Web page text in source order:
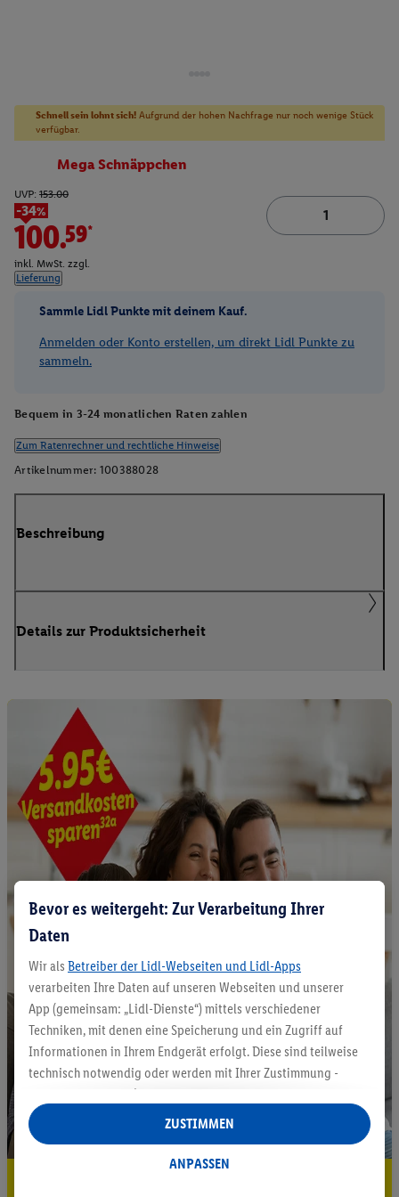
Schnell sein lohnt sich! Aufgrund der hohen Nachfrage nur noch wenige Stück
verfügbar.
Mega Schnäppchen
UVP: 153.00
-34%
100.59*
inkl. MwSt. zzgl.
Lieferung
Sammle Lidl Punkte mit deinem Kauf.
Anmelden oder Konto erstellen, um direkt Lidl Punkte zu
sammeln.
Bequem in 3-24 monatlichen Raten zahlen
Zum Ratenrechner und rechtliche Hinweise
Artikelnummer: 100388028
Beschreibung
Details zur Produktsicherheit
Bevor es weitergeht: Zur Verarbeitung Ihrer
Daten
Wir als Betreiber der Lidl-Webseiten und Lidl-Apps
verarbeiten Ihre Daten auf unseren Webseiten und unserer
App (gemeinsam: „Lidl-Dienste“) mittels verschiedener
Techniken, mit denen eine Speicherung und ein Zugriff auf
Informationen in Ihrem Endgerät erfolgt. Diese sind teilweise
technisch notwendig oder werden mit Ihrer Zustimmung -
auch durch Partner (u.a.
Verantwortliche; im Zusammenhang mit dem IAB TCF
insgesamt
Statistik-Erstellung oder für personalisierte Werbung
ANPASSEN
ZUSTIMMEN